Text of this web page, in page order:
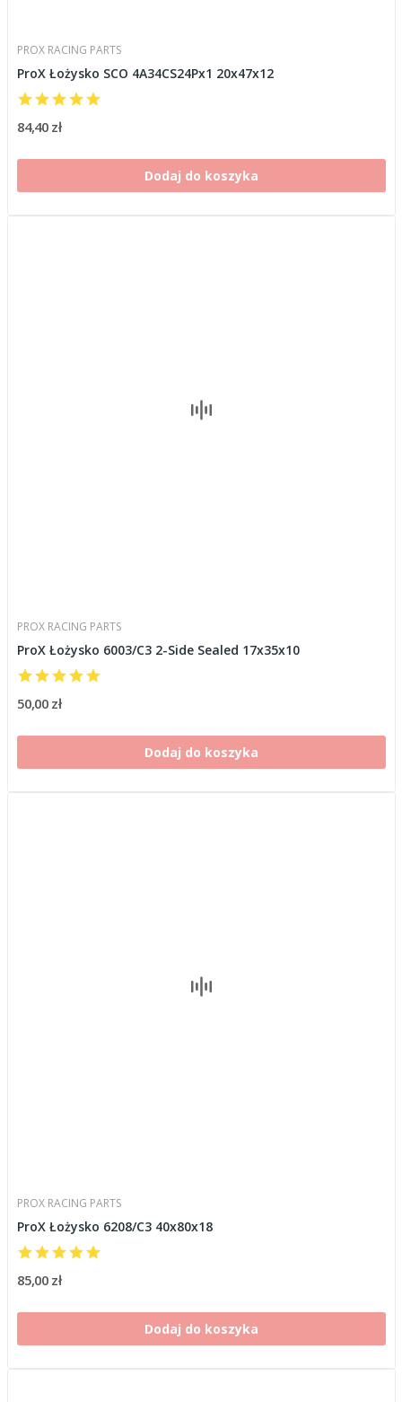
PROX RACING PARTS
ProX Łożysko SCO 4A34CS24Px1 20x47x12
84,40 zł
Dodaj do koszyka
PROX RACING PARTS
ProX Łożysko 6003/C3 2-Side Sealed 17x35x10
50,00 zł
Dodaj do koszyka
PROX RACING PARTS
ProX Łożysko 6208/C3 40x80x18
85,00 zł
Dodaj do koszyka